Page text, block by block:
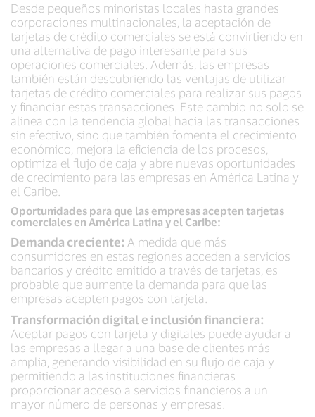
Desde pequeños minoristas locales hasta grandes
corporaciones multinacionales, la aceptación de
tarjetas de crédito comerciales se está convirtiendo en
una alternativa de pago interesante para sus
operaciones comerciales. Además, las empresas
también están descubriendo las ventajas de utilizar
tarjetas de crédito comerciales para realizar sus pagos
y financiar estas transacciones. Este cambio no solo se
alinea con la tendencia global hacia las transacciones
sin efectivo, sino que también fomenta el crecimiento
económico, mejora la eficiencia de los procesos,
optimiza el flujo de caja y abre nuevas oportunidades
de crecimiento para las empresas en América Latina y
el Caribe.
Oportunidades para que las empresas acepten tarjetas
comerciales en América Latina y el Caribe:
Demanda creciente: A medida que más
consumidores en estas regiones acceden a servicios
bancarios y crédito emitido a través de tarjetas, es
probable que aumente la demanda para que las
empresas acepten pagos con tarjeta.
Transformación digital e inclusión financiera:
Aceptar pagos con tarjeta y digitales puede ayudar a
las empresas a llegar a una base de clientes más
amplia, generando visibilidad en su flujo de caja y
permitiendo a las instituciones financieras
proporcionar acceso a servicios financieros a un
mayor número de personas y empresas.